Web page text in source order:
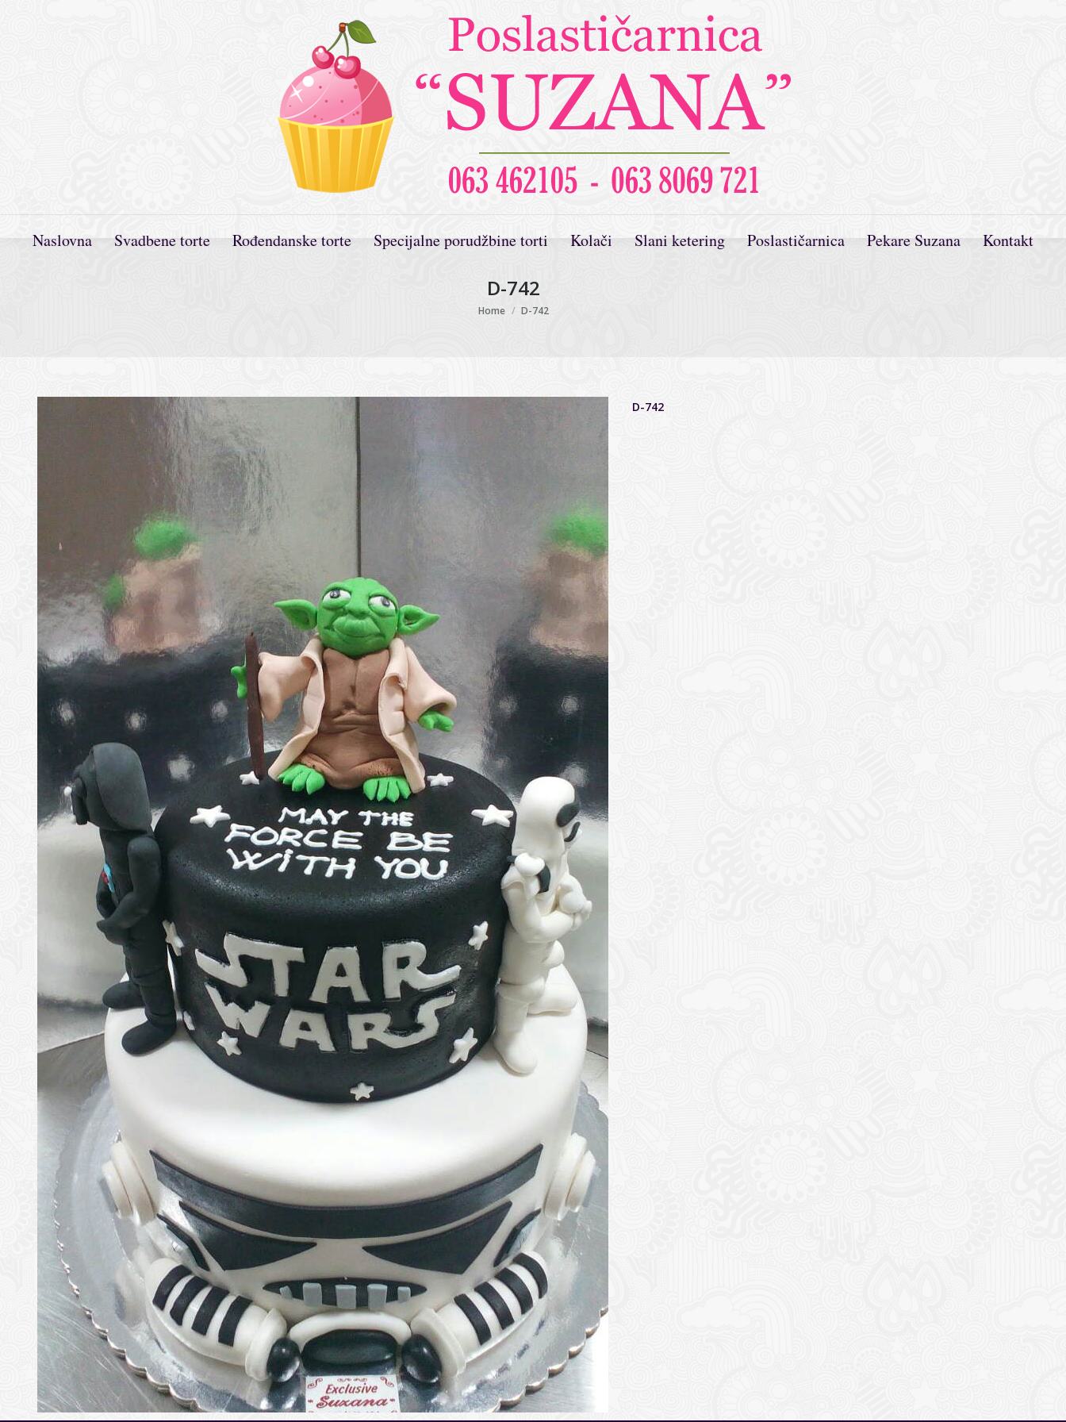
Naslovna Svadbene torte Rođendanske torte Specijalne porudžbine torti Kolači Slani ketering Poslastičarnica Pekare Suzana Kontakt
D-742
You are here:
Home D-742
D-742